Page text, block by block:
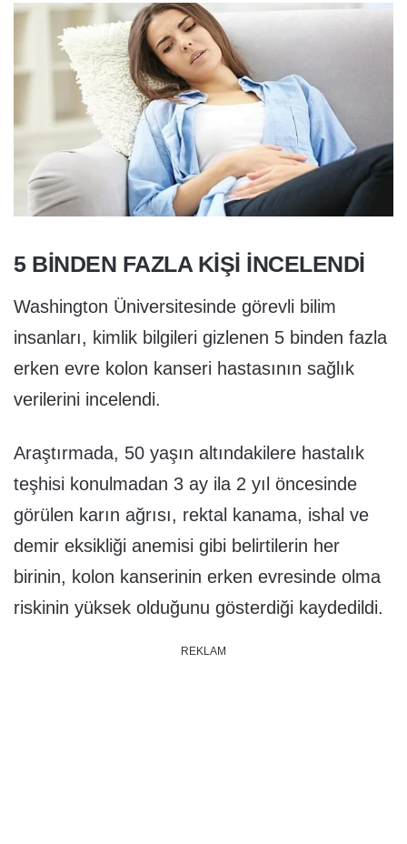
5 BİNDEN FAZLA KİŞİ İNCELENDİ
Washington Üniversitesinde görevli bilim
insanları, kimlik bilgileri gizlenen 5 binden fazla
erken evre kolon kanseri hastasının sağlık
verilerini incelendi.
Araştırmada, 50 yaşın altındakilere hastalık
teşhisi konulmadan 3 ay ila 2 yıl öncesinde
görülen karın ağrısı, rektal kanama, ishal ve
demir eksikliği anemisi gibi belirtilerin her
birinin, kolon kanserinin erken evresinde olma
riskinin yüksek olduğunu gösterdiği kaydedildi.
REKLAM